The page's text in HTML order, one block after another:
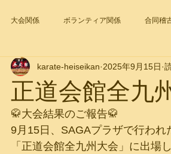
大会関係 ボランティア関係 合同稽
正道会館全九
karate-heiseikan 2025年9月15日
🥋大会結果のご報告🥋
9月15日、SAGAプラザで行われ
「正道会館全九州大会」に出場